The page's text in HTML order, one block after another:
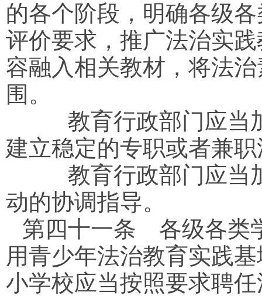
的各个阶段，明确各级
评价要求，推广法治实
容融入相关教材，将法
围。
教育行政部门应当
建立稳定的专职或者兼
教育行政部门应当
动的协调指导。
第四十一条 各级各类
用青少年法治教育实践
小学校应当按照要求聘